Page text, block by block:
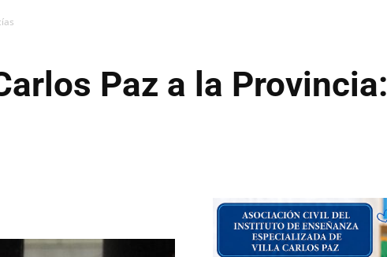
Paz a la Provincia: